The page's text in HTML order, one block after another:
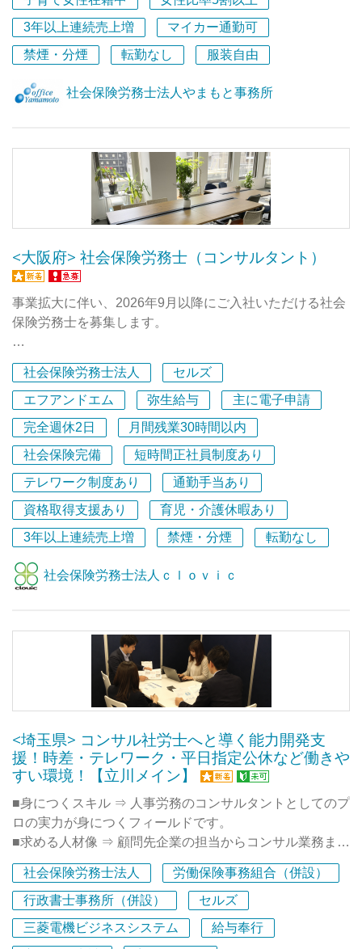
社会保険労務士有資格者、社会保険労務士試験勉強中の
方、社会保険労務士事務所勤務経験のある方歓迎いたしま
す。
最初は手続き業務から、その後習熟具合によりステップア
ップすることができます。
幣事務所は、お客様と対面での対応を大事にしております
ので、顧問先への訪問もあります。
現在、幅広い年代の職員が柔軟な働き方をしており、子育
ーや誕生日プレゼントなどの福利厚生制度があります。
3年以上連続売上増
マイカー通勤可
禁煙・分煙
転勤なし 服装自由
社会保険労務士法人やまもと事務所
<大阪府> 社会保険労務士（コンサルタント）
事業拡大に伴い、2026年9月以降にご入社いただける社会
保険労務士を募集します。
■約25社の担当顧客を持ち、経営者のパートナーとして活
躍できます。
■就業規則や人事制度など、専門性の高いコンサルティン
グに携わることができます。
■リーダー候補として、組織づくりや後輩育成にも関わる
ことができます。
担当顧客を持ち、企業の人事・労務に関する課題解決を支
援するコンサルタントとしてご活躍いただきます。
試用期間終了後は約25社の担当顧客をお任せします。日々
制度の構築など、企業の成長を支えるコンサルティング業
務を担当していただきます。
しています。
職員は30代が多く在籍していますが、社労士は、30代・
40代・50代・60代がバランスよく在籍しています。
社会保険労務士法人
セルズ
エフアンドエム
弥生給与
主に電子申請
完全週休2日
月間残業30時間以内
社会保険完備
短時間正社員制度あり
テレワーク制度あり
通勤手当あり
資格取得支援あり
育児・介護休暇あり
3年以上連続売上増
禁煙・分煙 転勤なし
社会保険労務士法人ｃｌｏｖｉｃ
<埼玉県> コンサル社労士へと導く能力開発支
援！時差・テレワーク・平日指定公休など働きや
すい環境！【立川メイン】
■身につくスキル ⇒ 人事労務のコンサルタントとしてのプ
ロの実力が身につくフィールドです。
■求める人材像 ⇒ 顧問先企業の担当からコンサル業務まで
をこなせるコンサル型の社労士を目指していきたい人で
す。
■充実したキャリア開発支援（研修体制）⇒ スタッフのス
キルアップに力を入れており、多数の研修動画視聴、人事
労務専門誌のWEB購読（費用は事務所負担）が可能で、
社会保険労務士法人
労働保険事務組合（併設）
行政書士事務所（併設）
セルズ
三菱電機ビジネスシステム
給与奉行